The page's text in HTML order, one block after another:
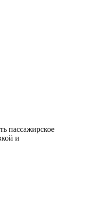
пассажирское
и